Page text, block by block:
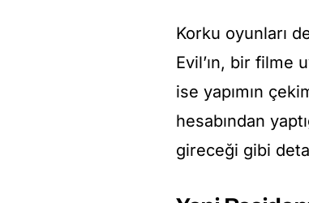
Korku oyunları
Evil’ın, bir filme
ise yapımın
hesabından
gireceği gibi